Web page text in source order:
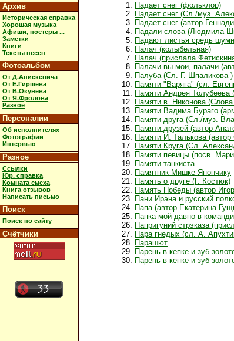
Архив
Историческая справка
Хорошая музыка
Афиши, постеры ...
Заметки
Книги
Тексты песен
Фотоальбом
От Д.Анискевича
От Е.Гиршева
От В.Окунева
От Я.Фролова
Разное
Персоналии
Об исполнителях
Фотографии
Интервью
Разное
Ссылки
Юр. справка
Комната смеха
Книга отзывов
Написать письмо
Поиск
Поиск по сайту
Счётчики
Падает снег (фольклор)
Падает снег (Сл./муз.
Падает снег (автор
Падали слова (Людмила
Падают листья средь
Палач (колыбельная)
Палач (прислала
Палачи вы мои, палачи
Палуба (Сл. Г. Шпаликова )
Памяти "Варяга" (сл.
Памяти Андрея Толубеева
Памяти в. Никонова
Памяти Вадима Бураго
Памяти друга (Сл./муз.
Памяти друзей (автор
Памяти И. Талькова
Памяти Круга (Сл.
Памяти певицы (посв.
Памяти танкиста
Памятник Мишке-Япончику
Память о друге (Г. Костюк)
Память Победы (автор
Пани Ирэна и русский
Папа (автор Екатерина
Папка мой давно в
Папригуний стрэказа
Пара гнедых (сл. А.
Парашют
Парень в кепке и зуб
Парень в кепке и зуб